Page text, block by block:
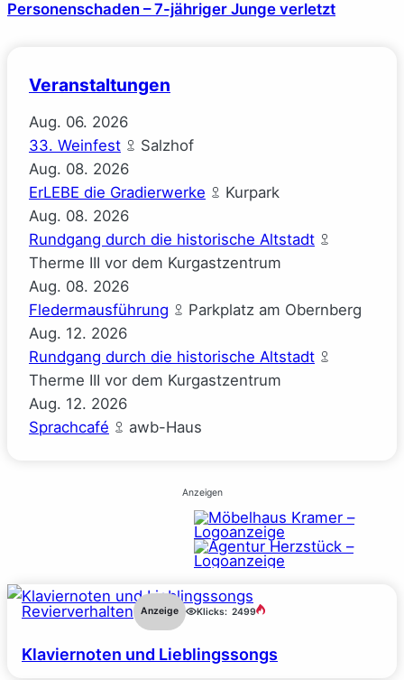
Personenschaden – 7-jähriger Junge verletzt
Veranstaltungen
Aug. 06. 2026
33. Weinfest
Salzhof
Aug. 08. 2026
ErLEBE die Gradierwerke
Kurpark
Aug. 08. 2026
Rundgang durch die historische Altstadt
Therme III vor dem Kurgastzentrum
Aug. 08. 2026
Fledermausführung
Parkplatz am Obernberg
Aug. 12. 2026
Rundgang durch die historische Altstadt
Therme III vor dem Kurgastzentrum
Aug. 12. 2026
Sprachcafé
awb-Haus
Anzeigen
Revierverhalten Anzeige Klicks: 2499
Klaviernoten und Lieblingssongs